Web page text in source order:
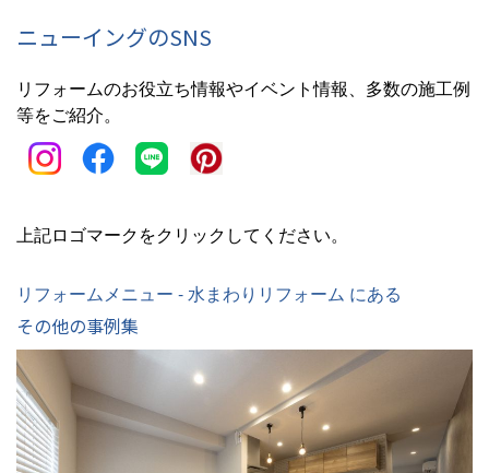
ニューイングのSNS
リフォームのお役立ち情報やイベント情報、多数の施工例
等をご紹介。
上記ロゴマークをクリックしてください。
リフォームメニュー - 水まわりリフォーム にある
その他の事例集